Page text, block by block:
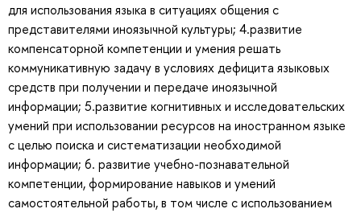
для использования языка в ситуациях общения с
представителями иноязычной культуры; 4.развитие
компенсаторной компетенции и умения решать
коммуникативную задачу в условиях дефицита языковых
средств при получении и передаче иноязычной
информации; 5.развитие когнитивных и исследовательских
умений при использовании ресурсов на иностранном языке
с целью поиска и систематизации необходимой
информации; 6. развитие учебно-познавательной
компетенции, формирование навыков и умений
самостоятельной работы, в том числе с использованием